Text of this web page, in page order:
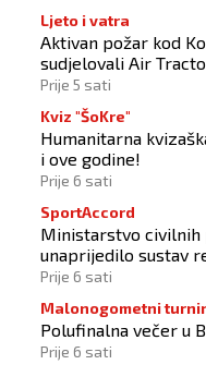
Ljeto i vatra
Aktivan požar kod
sudjelovali Air
a BiH
Prije 5 sati
Kviz "ŠoKre"
Humanitarna
i ove godine!
Prije 6 sati
SportAccord
Ministarstvo civilnih
unaprijedilo sustav
sportskih organizacija
Prije 6 sati
Malonogometni turnir
Polufinalna večer u
Prije 6 sati